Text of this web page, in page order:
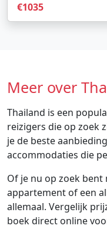
€1035
Meer over
Thailand is een
reizigers die op zoek
je de beste
accommodaties die
Of je nu op zoek bent
appartement of een
allemaal. Vergelijk
boek direct online